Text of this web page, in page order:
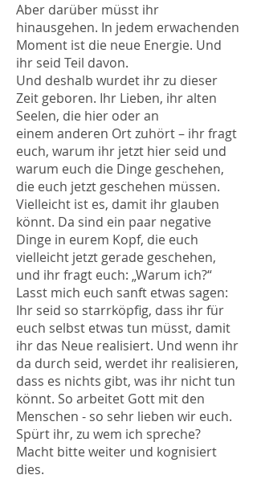
Aber darüber müsst ihr
hinausgehen. In jedem erwachenden
Moment ist die neue Energie. Und
ihr seid Teil davon.
Und deshalb wurdet ihr zu dieser
Zeit geboren. Ihr Lieben, ihr alten
Seelen, die hier oder an
einem anderen Ort zuhört – ihr fragt
euch, warum ihr jetzt hier seid und
warum euch die Dinge geschehen,
die euch jetzt geschehen müssen.
Vielleicht ist es, damit ihr glauben
könnt. Da sind ein paar negative
Dinge in eurem Kopf, die euch
vielleicht jetzt gerade geschehen,
und ihr fragt euch: „Warum ich?“
Lasst mich euch sanft etwas sagen:
Ihr seid so starrköpfig, dass ihr für
euch selbst etwas tun müsst, damit
ihr das Neue realisiert. Und wenn ihr
da durch seid, werdet ihr realisieren,
dass es nichts gibt, was ihr nicht tun
könnt. So arbeitet Gott mit den
Menschen - so sehr lieben wir euch.
Spürt ihr, zu wem ich spreche?
Macht bitte weiter und kognisiert
dies.